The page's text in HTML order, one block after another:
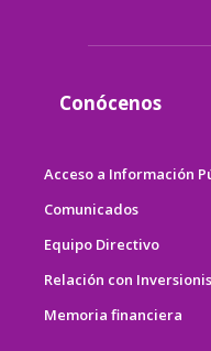
Conócenos
Acceso a Información
Comunicados
Equipo Directivo
Relación con
Memoria financiera